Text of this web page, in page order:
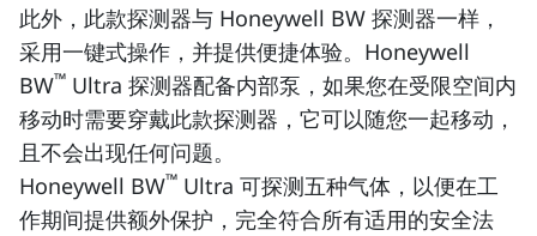
此外，此款探测器与 Honeywell BW 探测器一样，
采用一键式操作，并提供便捷体验。Honeywell
BW™ Ultra 探测器配备内部泵，如果您在受限空间内
移动时需要穿戴此款探测器，它可以随您一起移动，
且不会出现任何问题。
Honeywell BW™ Ultra 可探测五种气体，以便在工
作期间提供额外保护，完全符合所有适用的安全法